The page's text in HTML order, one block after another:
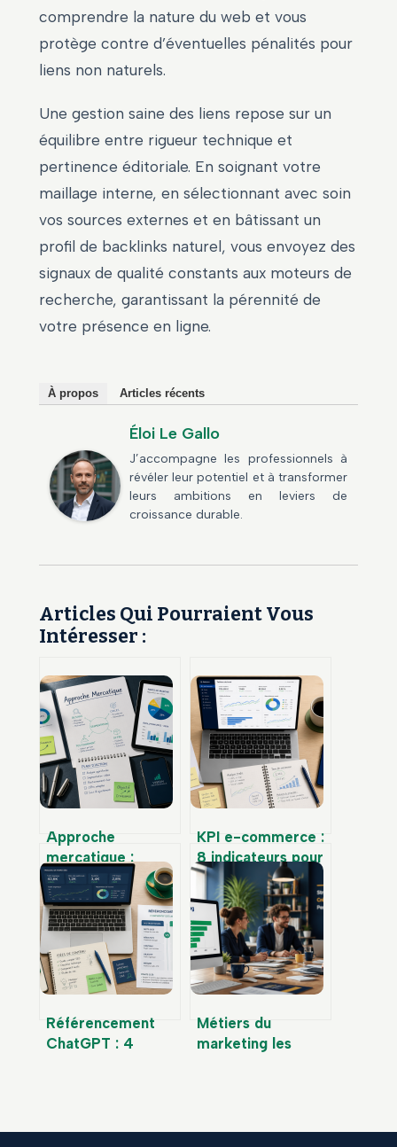
comprendre la nature du web et vous
protège contre d’éventuelles pénalités pour
liens non naturels.
Une gestion saine des liens repose sur un
équilibre entre rigueur technique et
pertinence éditoriale. En soignant votre
maillage interne, en sélectionnant avec soin
vos sources externes et en bâtissant un
profil de backlinks naturel, vous envoyez des
signaux de qualité constants aux moteurs de
recherche, garantissant la pérennité de
votre présence en ligne.
À propos Articles récents
Éloi Le Gallo
J’accompagne les professionnels à
révéler leur potentiel et à transformer
leurs ambitions en leviers de
croissance durable.
Articles Qui Pourraient Vous
Intéresser :
Approche
mercatique :
réactive, proactive
ou médiatrice,
quelle stratégie
pour dominer
votre marché ?
KPI e-commerce :
8 indicateurs pour
piloter votre
rentabilité sans
vous noyer dans
les chiffres
Référencement
ChatGPT : 4
Métiers du
marketing les